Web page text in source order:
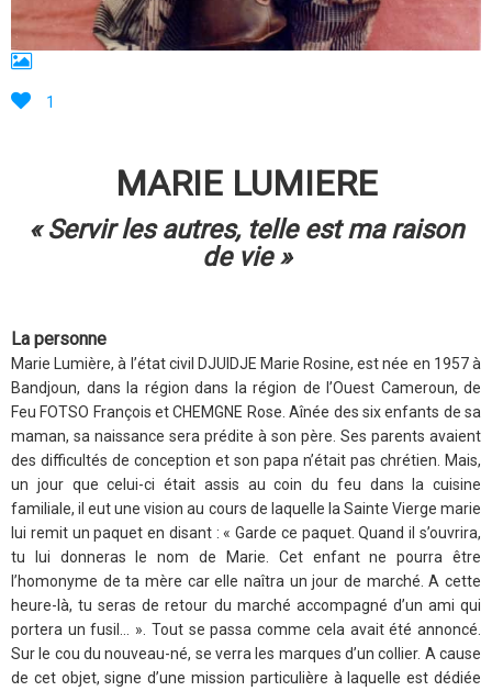
1
MARIE LUMIERE
« Servir les autres, telle est ma raison
de vie »
La personne
Marie Lumière, à l’état civil DJUIDJE Marie Rosine, est née en 1957 à
Bandjoun, dans la région dans la région de l’Ouest Cameroun, de
Feu FOTSO François et CHEMGNE Rose. Aînée des six enfants de sa
maman, sa naissance sera prédite à son père. Ses parents avaient
des difficultés de conception et son papa n’était pas chrétien. Mais,
un jour que celui-ci était assis au coin du feu dans la cuisine
familiale, il eut une vision au cours de laquelle la Sainte Vierge marie
lui remit un paquet en disant : « Garde ce paquet. Quand il s’ouvrira,
tu lui donneras le nom de Marie. Cet enfant ne pourra être
l’homonyme de ta mère car elle naîtra un jour de marché. A cette
heure-là, tu seras de retour du marché accompagné d’un ami qui
portera un fusil… ». Tout se passa comme cela avait été annoncé.
Sur le cou du nouveau-né, se verra les marques d’un collier. A cause
de cet objet, signe d’une mission particulière à laquelle est dédiée